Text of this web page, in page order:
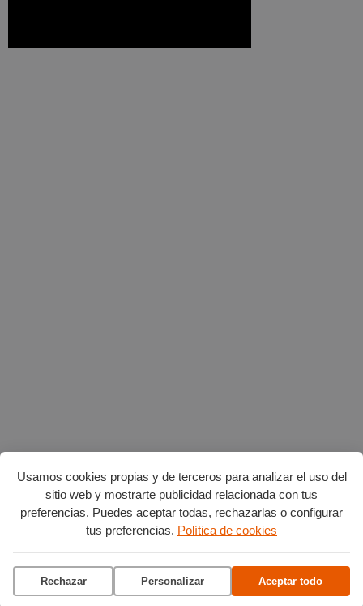
Usamos cookies propias y de terceros para analizar el uso del
sitio web y mostrarte publicidad relacionada con tus
preferencias. Puedes aceptar todas, rechazarlas o configurar
tus preferencias. Política de cookies
Rechazar Personalizar Aceptar todo
AGENDA POR CATEGORÍAS
Arte y Cultura
Deportes
Escena
Formación